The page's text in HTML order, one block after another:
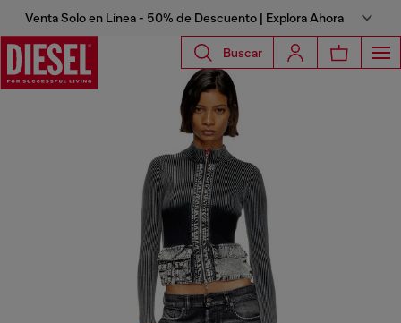
Venta Solo en Línea - 50% de Descuento | Explora Ahora
Buscar